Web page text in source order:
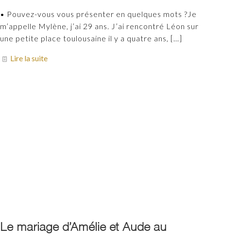
• Pouvez-vous vous présenter en quelques mots ?Je
m’appelle Mylène, j’ai 29 ans. J’ai rencontré Léon sur
une petite place toulousaine il y a quatre ans, […]
Lire la suite
Le mariage d’Amélie et Aude au